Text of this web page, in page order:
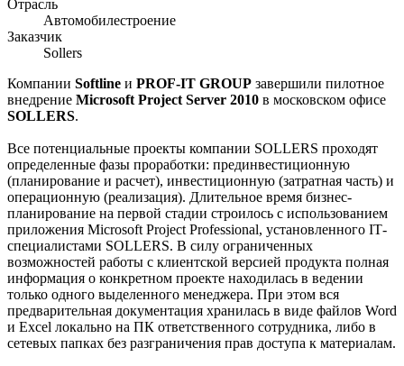
Отрасль
Автомобилестроение
Заказчик
Sollers
Компании Softline и PROF-IT GROUP завершили пилотное
внедрение Microsoft Project Server 2010 в московском офисе
SOLLERS.
Все потенциальные проекты компании SOLLERS проходят
определенные фазы проработки: прединвестиционную
(планирование и расчет), инвестиционную (затратная часть) и
операционную (реализация). Длительное время бизнес-
планирование на первой стадии строилось с использованием
приложения Microsoft Project Professional, установленного IТ-
специалистами SOLLERS. В силу ограниченных
возможностей работы с клиентской версией продукта полная
информация о конкретном проекте находилась в ведении
только одного выделенного менеджера. При этом вся
предварительная документация хранилась в виде файлов Word
и Excel локально на ПК ответственного сотрудника, либо в
сетевых папках без разграничения прав доступа к материалам.